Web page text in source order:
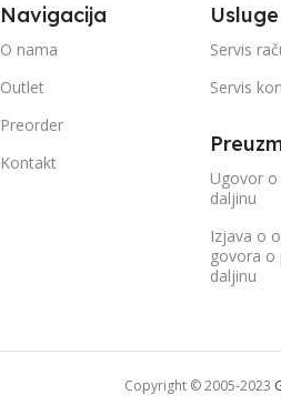
Navigacija
O nama
Outlet
Preorder
Kontakt
Usluge
Servis
Servis
Ugovor
daljinu
Izjava o
govora o
daljinu
Copyright © 2005-2023